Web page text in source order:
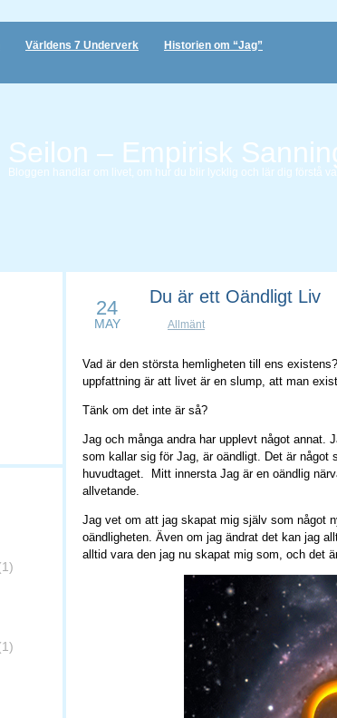
Världens 7 Underverk Historien om “Jag”
Seilon – Empirisk
Bloggen handlar om livet, om hur du blir lycklig och lär dig förstå
24
MAY
Du är ett Oändligt Liv
Allmänt
Vad är den största hemligheten till ens
uppfattning är att livet är en slump, att man
Tänk om det inte är så?
Jag och många andra har upplevt något
som kallar sig för Jag, är oändligt. Det är något
huvudtaget. Mitt innersta Jag är en oändlig
allvetande.
Jag vet om att jag skapat mig själv som något
oändligheten. Även om jag ändrat det kan jag
alltid vara den jag nu skapat mig som, och det